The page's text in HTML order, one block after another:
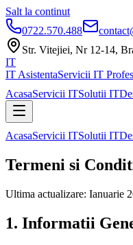
Salt la continut
0722.570.488
Str. Vitejiei, Nr 12-14,
IT
IT AsistentaServicii IT
AcasaServicii ITSolutii IT
AcasaServicii ITSolutii IT
Termeni si
Ultima actualizare: Ianuarie
1. Informatii